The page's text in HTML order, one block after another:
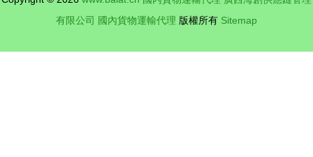
有限公司 國內貨物運輸代理 版權所有 Sitemap